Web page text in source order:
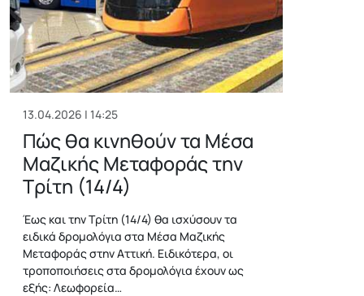
13.04.2026 | 14:25
Πώς θα κινηθούν τα Μέσα
Μαζικής Μεταφοράς την
Τρίτη (14/4)
Έως και την Τρίτη (14/4) θα ισχύσουν τα
ειδικά δρομολόγια στα Μέσα Μαζικής
Μεταφοράς στην Αττική. Ειδικότερα, οι
τροποποιήσεις στα δρομολόγια έχουν ως
εξής: Λεωφορεία…